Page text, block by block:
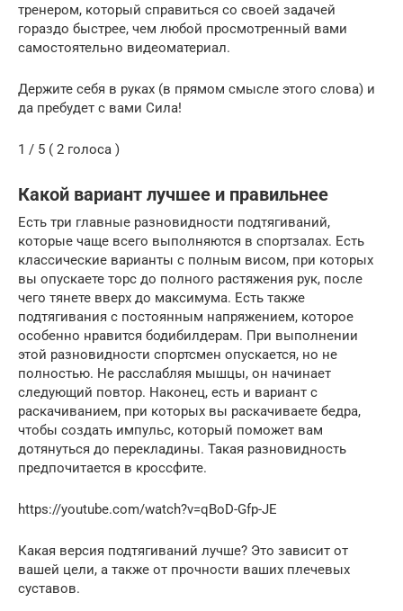
тренером, который справиться со своей задачей
гораздо быстрее, чем любой просмотренный вами
самостоятельно видеоматериал.
Держите себя в руках (в прямом смысле этого слова) и
да пребудет с вами Сила!
1 / 5 ( 2 голоса )
Какой вариант лучшее и правильнее
Есть три главные разновидности подтягиваний,
которые чаще всего выполняются в спортзалах. Есть
классические варианты с полным висом, при которых
вы опускаете торс до полного растяжения рук, после
чего тянете вверх до максимума. Есть также
подтягивания с постоянным напряжением, которое
особенно нравится бодибилдерам. При выполнении
этой разновидности спортсмен опускается, но не
полностью. Не расслабляя мышцы, он начинает
следующий повтор. Наконец, есть и вариант с
раскачиванием, при которых вы раскачиваете бедра,
чтобы создать импульс, который поможет вам
дотянуться до перекладины. Такая разновидность
предпочитается в кроссфите.
https://youtube.com/watch?v=qBoD-Gfp-JE
Какая версия подтягиваний лучше? Это зависит от
вашей цели, а также от прочности ваших плечевых
суставов.